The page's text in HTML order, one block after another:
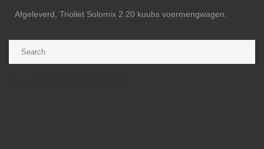
Afgeleverd, Trioliet Solomix 2 20 kuubs voermengwagen.